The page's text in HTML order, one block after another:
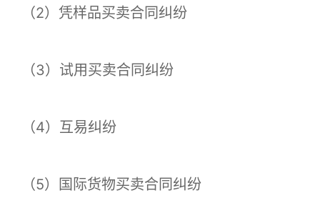
（2）凭样品买卖合同纠纷
（3）试用买卖合同纠纷
（4）互易纠纷
（5）国际货物买卖合同纠纷